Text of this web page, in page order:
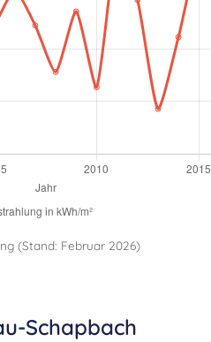
(Stand: Februar 2026)
Schapbach